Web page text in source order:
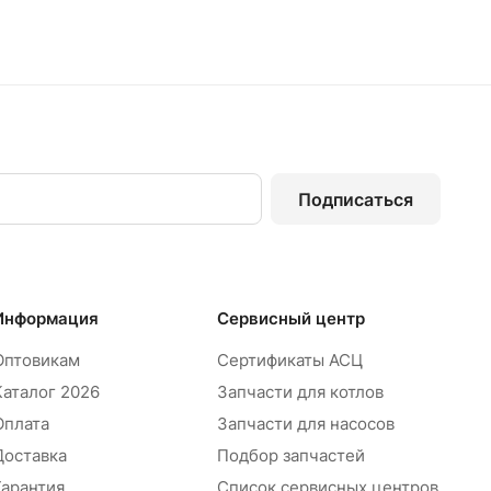
Подписаться
2026
Сервисный центр
Сертификаты АСЦ
Запчасти для котлов
Запчасти для насосов
Подбор запчастей